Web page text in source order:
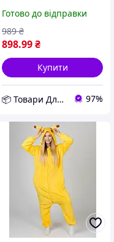
Готово до відправки
898.99₴
989 ₴
Купити
📦 Товари Для Дому 97%